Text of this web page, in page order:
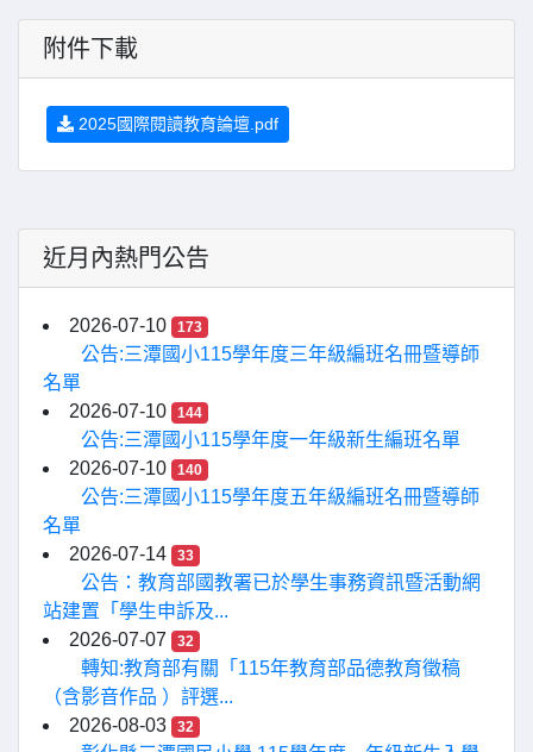
附件下載
2025國際閱讀教育論壇.pdf
近月內熱門公告
2026-07-10 173
公告:三潭國小115學年度三年級編班名冊暨導師
名單
2026-07-10
144
公告:三潭國小115學年度一年級新生編班名單
2026-07-10
140
公告:三潭國小115學年度五年級編班名冊暨導師
名單
2026-07-14
33
公告：教育部國教署已於學生事務資訊暨活動網
站建置「學生申訴及...
2026-07-07
32
轉知:教育部有關「115年教育部品德教育徵稿
（含影音作品 ）評選...
2026-08-03
32